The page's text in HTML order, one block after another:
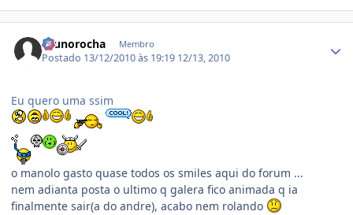
brunorocha Membro
Postado 13/12/2010 às 19:19 12/13, 2010
Eu quero uma ssim
o manolo gasto quase todos os smiles aqui do forum ...
nem adianta posta o ultimo q galera fico animada q ia
finalmente sair(a do andre), acabo nem rolando